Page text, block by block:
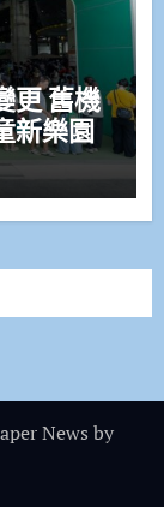
更 舊機
新樂園
News by